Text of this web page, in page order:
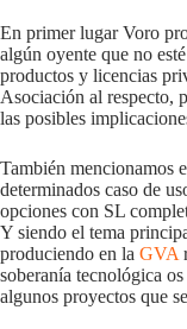
En primer lugar Voro
algún oyente que no
productos y licencias
Asociación al respecto,
las posibles
También mencionamos
determinados caso de
opciones con SL
Y siendo el tema
produciendo en la GVA
soberanía tecnológica
algunos proyectos que